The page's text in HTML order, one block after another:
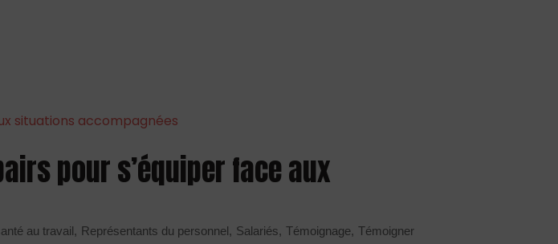
pour s’équiper face aux
au travail Représentants du personnel Salariés Témoignage Témoigner